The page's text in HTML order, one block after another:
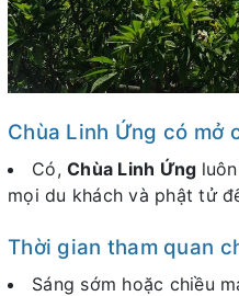
Chùa Linh Ứng có mở
Có, Chùa Linh Ứng
mọi du khách và phật tử
Thời gian tham quan
Sáng sớm hoặc chiều